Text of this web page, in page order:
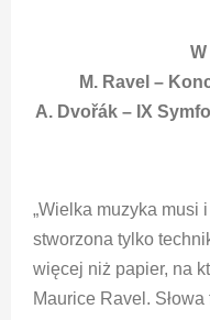
M. Ravel –
A. Dvořák – IX
„Wielka muzyka musi
stworzona tylko
więcej niż papier, na
Maurice Ravel.